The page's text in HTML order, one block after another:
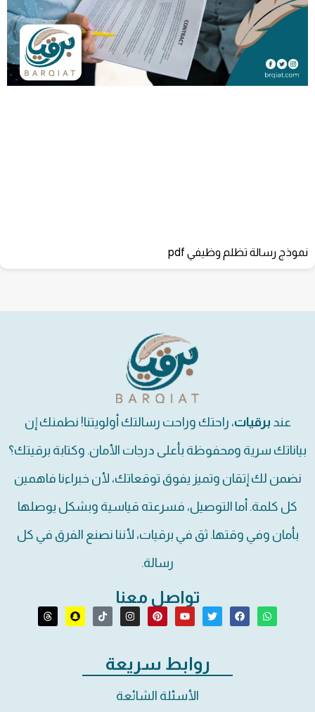
نموذج رسالة تظلم وظيفي pdf
عند برقيات، راحتك وراحت رسالتك أولويتنا! نطمنك إن
بياناتك سرية ومحفوظة بأعلى درجات الأمان. وكتابة برقيتك؟
نضمن لك إتقان وتميز يفوق توقعاتك، لأن خبراءنا فاهمين
كل كلمة. أما التوصيل، فسرعته قياسية وبشكل يوصلها
بأمان وفي وقتها. ثق في برقيات، لأننا نصنع الفرق في كل
رسالة.
تواصل معنا
روابط سريعة
الأسئلة الشائعة